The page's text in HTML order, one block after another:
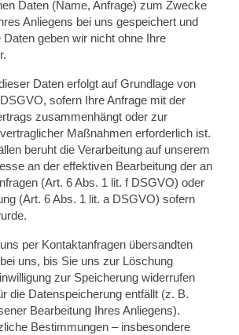
Daten (Name, Anfrage) zum Zwecke
Anliegens bei uns gespeichert und
geben wir nicht ohne Ihre
Daten erfolgt auf Grundlage von
sofern Ihre Anfrage mit der
zusammenhängt oder zur
Maßnahmen erforderlich ist.
beruht die Verarbeitung auf unserem
an der effektiven Bearbeitung der an
(Art. 6 Abs. 1 lit. f DSGVO) oder
(Art. 6 Abs. 1 lit. a DSGVO) sofern
per Kontaktanfragen übersandten
uns, bis Sie uns zur Löschung
zur Speicherung widerrufen
die Datenspeicherung entfällt (z. B.
Bearbeitung Ihres Anliegens).
Bestimmungen – insbesondere